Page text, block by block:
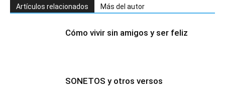
Artículos relacionados Más del autor
Cómo vivir sin amigos y ser feliz
SONETOS y otros versos